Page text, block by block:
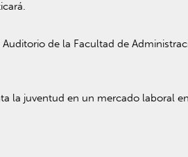
.
de la Facultad de
la juventud en un mercado laboral